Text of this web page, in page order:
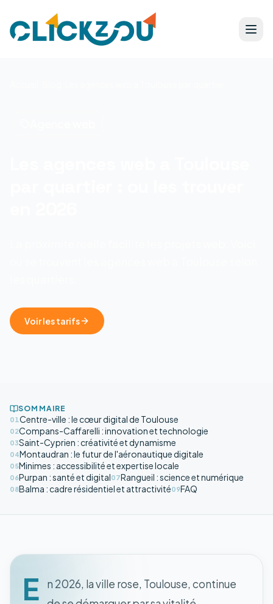
Voir les tarifs
SOMMAIRE
01 Centre-ville : le cœur digital de Toulouse
02Compans-Caffarelli : innovation et technologie
03Saint-Cyprien : créativité et dynamisme
04Montaudran : le futur de l'aéronautique digitale
05Minimes : accessibilité et expertise locale
06Purpan : santé et digital07Rangueil : science et numérique
08Balma : cadre résidentiel et attractivité09FAQ
E
n 2026, la ville rose, Toulouse, continue